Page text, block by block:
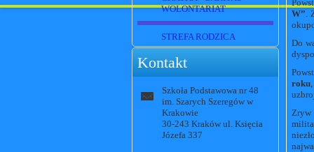
WOLONTARIAT
STREFA RODZICA
Kontakt
Szkoła Podstawowa nr 48
im. Szarych Szeregów w
Krakowie
30-243 Kraków ul. Księcia
Józefa 337
W”.
Do
roku
Zryw